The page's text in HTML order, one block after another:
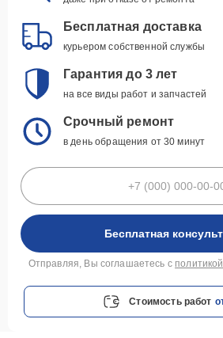
Бесплатная доставка
курьером собственной службы
Гарантия до 3 лет
на все виды работ и запчастей
Срочный ремонт
в день обращения от 30 минут
Бесплатная
Отправляя, Вы соглашаетесь с
Стоимость работ